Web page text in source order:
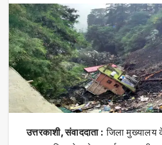
उत्तरकाशी, संवाददाता : जिला मुख्यालय